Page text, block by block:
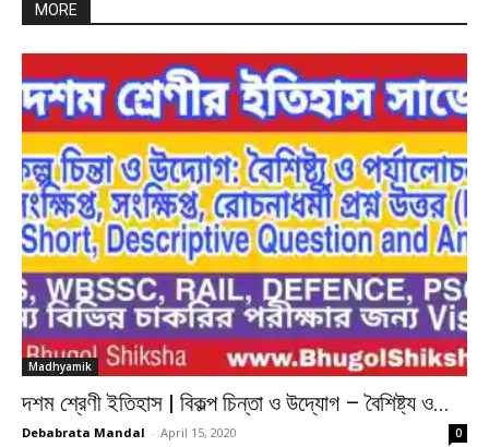
MORE
Madhyamik
দশম শ্রেণী ইতিহাস | বিকল্প চিন্তা ও উদ্যোগ – বৈশিষ্ট্য ও...
Debabrata Mandal - April 15, 2020 0